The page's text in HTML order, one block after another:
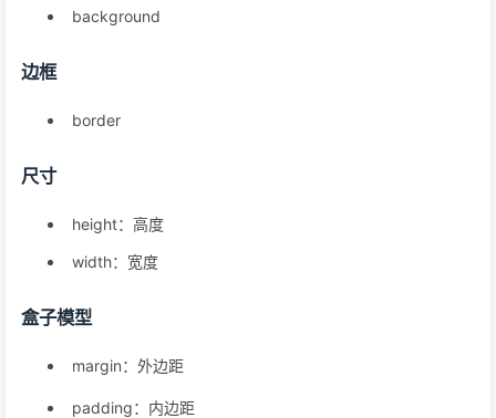
background
边框
border
尺寸
height：高度
width：宽度
盒子模型
margin：外边距
padding：内边距